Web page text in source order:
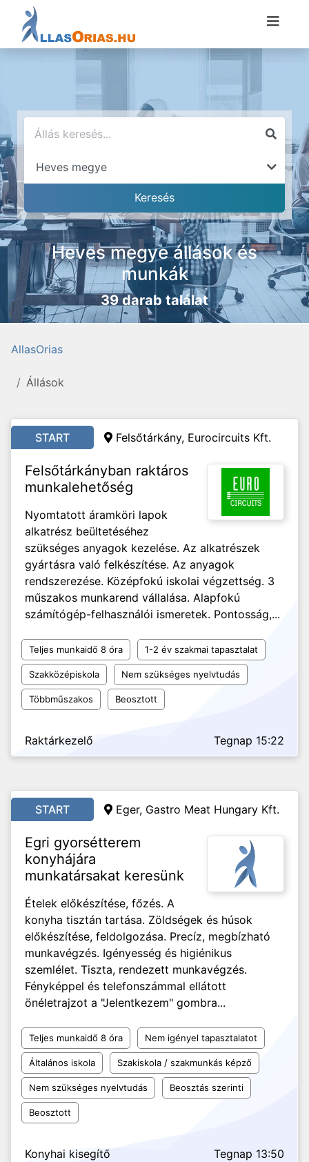
Heves megye állások és
munkák
39 darab találat
AllasOrias
Állások
START Felsőtárkány, Eurocircuits Kft.
Felsőtárkányban raktáros
munkalehetőség
Nyomtatott áramköri lapok
alkatrész beültetéséhez
szükséges anyagok kezelése. Az alkatrészek
gyártásra való felkészítése. Az anyagok
rendszerezése. Középfokú iskolai végzettség. 3
műszakos munkarend vállalása. Alapfokú
számítógép-felhasználói ismeretek. Pontosság,...
Teljes munkaidő 8 óra 1-2 év szakmai tapasztalat
Szakközépiskola Nem szükséges nyelvtudás
Többműszakos Beosztott
Raktárkezelő Tegnap 15:22
START Eger, Gastro Meat Hungary Kft.
Egri gyorsétterem
konyhájára
munkatársakat keresünk
Ételek előkészítése, főzés. A
konyha tisztán tartása. Zöldségek és húsok
előkészítése, feldolgozása. Precíz, megbízható
munkavégzés. Igényesség és higiénikus
szemlélet. Tiszta, rendezett munkavégzés.
Fényképpel és telefonszámmal ellátott
önéletrajzot a "Jelentkezem" gombra...
Teljes munkaidő 8 óra Nem igényel tapasztalatot
Általános iskola Szakiskola / szakmunkás képző
Nem szükséges nyelvtudás Beosztás szerinti
Beosztott
Konyhai kisegítő Tegnap 13:50